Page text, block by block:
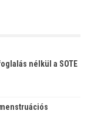
nélkül a SOTE